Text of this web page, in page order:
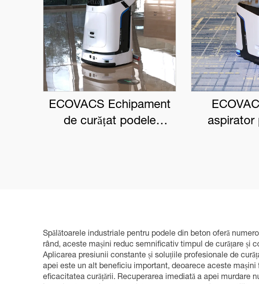
ECOVACS Echipament
de curățat podele
aspirator
Spălătoarele industriale pentru podele din beton oferă
rând, aceste mașini reduc semnificativ timpul de curățare și
Aplicarea presiunii constante și soluțiile profesionale de
apei este un alt beneficiu important, deoarece aceste
eficacitatea curățării. Recuperarea imediată a apei murdare